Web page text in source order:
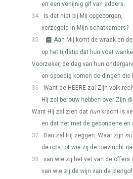
en een venijnig gif van adders.
34
Is dat niet bij Mij opgeborgen,
verzegeld in Mijn schatkamers?
35
Aan Mij komt de wraak en
op het tijdstip dat hun voet
Voorzeker, de dag van hun
en spoedig komen de dingen
36
Want de HEERE zal Zijn volk
Hij zal berouw hebben over Zijn
Want Hij zal zien dat hun kracht is
en dat het met de gebondene en
37
Dan zal Hij zeggen: Waar zijn nu
de rots tot wie zij de toevlucht
38
van wie zij het vet van de offers
van wie zij de wijn van de